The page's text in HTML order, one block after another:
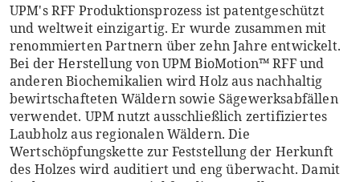
UPM's RFF Produktionsprozess ist patentgeschützt
und weltweit einzigartig. Er wurde zusammen mit
renommierten Partnern über zehn Jahre entwickelt.
Bei der Herstellung von UPM BioMotion™ RFF und
anderen Biochemikalien wird Holz aus nachhaltig
bewirtschafteten Wäldern sowie Sägewerksabfällen
verwendet. UPM nutzt ausschließlich zertifiziertes
Laubholz aus regionalen Wäldern. Die
Wertschöpfungskette zur Feststellung der Herkunft
des Holzes wird auditiert und eng überwacht. Damit